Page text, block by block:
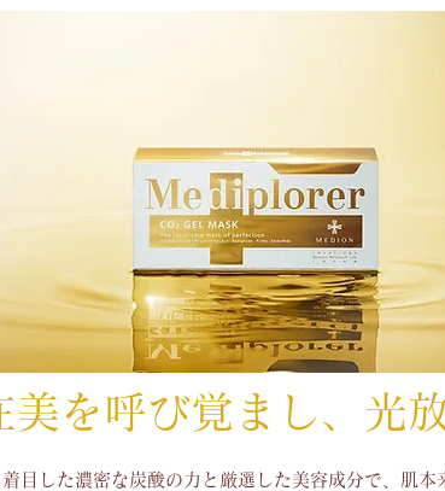
美を呼び覚まし、光
目した濃密な炭酸の力と厳選した美容成分で、肌本